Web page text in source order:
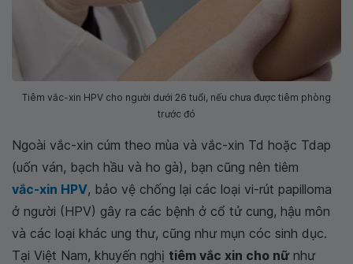
Tiêm vắc-xin HPV cho người dưới 26 tuổi, nếu chưa được tiêm phòng
trước đó
Ngoài vắc-xin cúm theo mùa và vắc-xin Td hoặc Tdap
(uốn ván, bạch hầu và ho gà), bạn cũng nên tiêm
vắc-xin HPV, bảo vệ chống lại các loại vi-rút papilloma
ở người (HPV) gây ra các bệnh ở cổ tử cung, hậu môn
và các loại khác ung thư, cũng như mụn cóc sinh dục.
Tại Việt Nam, khuyến nghị tiêm vắc xin cho nữnhư